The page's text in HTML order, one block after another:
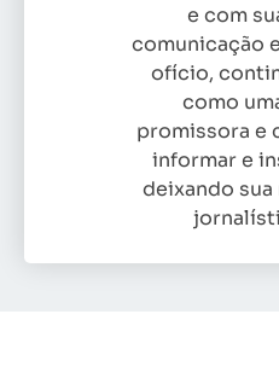
e com
comunicação
ofício,
como
promissora e
informar e
deixando